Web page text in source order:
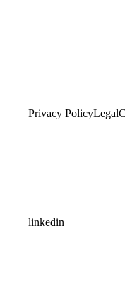
Privacy PolicyLegal
linkedin